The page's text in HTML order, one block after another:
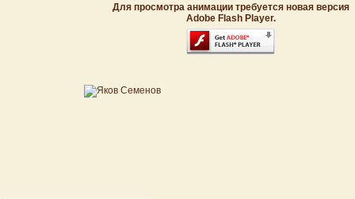
Для просмотра анимации требуется новая версия
Adobe Flash Player.